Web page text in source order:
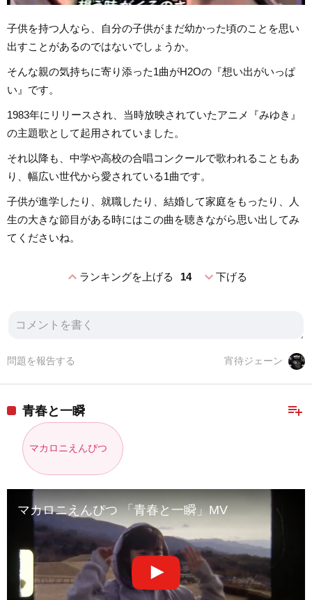
子供を持つ人なら、自分の子供がまだ幼かった頃のことを思い
出すことがあるのではないでしょうか。
そんな親の気持ちに寄り添った1曲がH2Oの『想い出がいっぱ
い』です。
1983年にリリースされ、当時放映されていたアニメ『みゆき』
の主題歌として起用されていました。
それ以降も、中学や高校の合唱コンクールで歌われることもあ
り、幅広い世代から愛されている1曲です。
子供が進学したり、就職したり、結婚して家庭をもったり、人
生の大きな節目がある時にはこの曲を聴きながら思い出してみ
てくださいね。
expand_lessランキングを上げる 14 expand_more下げる
宵待ジェーン
問題を報告する
playlist_add
青春と一瞬
マカロニえんぴつ
マカロニえんぴつ 「青春と一瞬」MV